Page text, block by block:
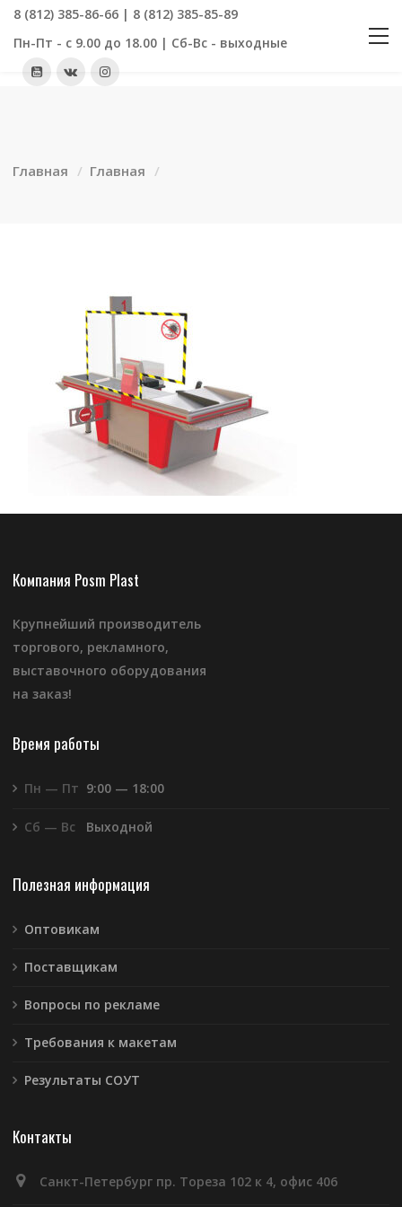
8 (812) 385-86-66 | 8 (812) 385-85-89
Пн-Пт - с 9.00 до 18.00 | Сб-Вс - выходные
Главная Главная
Компания Posm Plast
Крупнейший производитель
торгового, рекламного,
выставочного оборудования
на заказ!
Время работы
Пн — Пт 9:00 — 18:00
Сб — Вс Выходной
Полезная информация
Оптовикам
Поставщикам
Вопросы по рекламе
Требования к макетам
Результаты СОУТ
Контакты
Санкт-Петербург пр. Тореза 102 к 4, офис 406